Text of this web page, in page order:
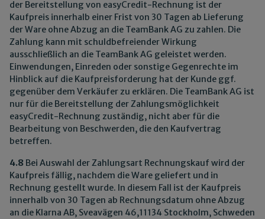
der Bereitstellung von easyCredit-Rechnung ist der
Kaufpreis innerhalb einer Frist von 30 Tagen ab Lieferung
der Ware ohne Abzug an die TeamBank AG zu zahlen. Die
Zahlung kann mit schuldbefreiender Wirkung
ausschließlich an die TeamBank AG geleistet werden.
Einwendungen, Einreden oder sonstige Gegenrechte im
Hinblick auf die Kaufpreisforderung hat der Kunde ggf.
gegenüber dem Verkäufer zu erklären. Die TeamBank AG ist
nur für die Bereitstellung der Zahlungsmöglichkeit
easyCredit-Rechnung zuständig, nicht aber für die
Bearbeitung von Beschwerden, die den Kaufvertrag
betreffen.
4.8 Bei Auswahl der Zahlungsart Rechnungskauf wird der
Kaufpreis fällig, nachdem die Ware geliefert und in
Rechnung gestellt wurde. In diesem Fall ist der Kaufpreis
innerhalb von 30 Tagen ab Rechnungsdatum ohne Abzug
an die Klarna AB, Sveavägen 46,11134 Stockholm, Schweden